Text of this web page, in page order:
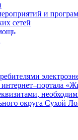
и
сетей
округа Сухой